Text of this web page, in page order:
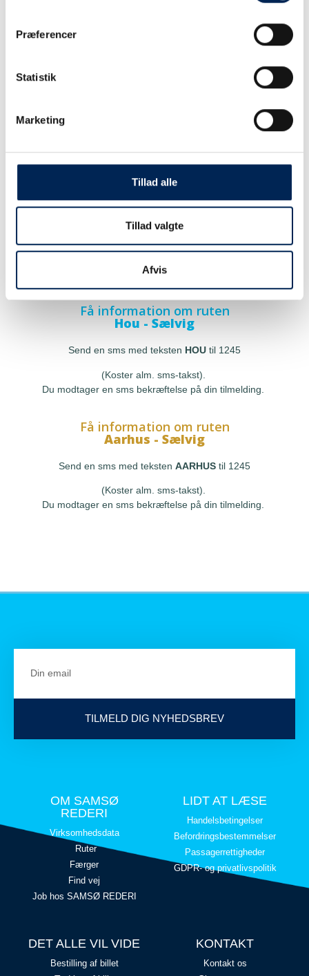
Præferencer
Statistik
Marketing
Tillad alle
Tillad valgte
Afvis
Få information om ruten
Hou - Sælvig
Send en sms med teksten HOU til 1245
(Koster alm. sms-takst).
Du modtager en sms bekræftelse på din tilmelding.
Få information om ruten
Aarhus - Sælvig
Send en sms med teksten AARHUS til 1245
(Koster alm. sms-takst).
Du modtager en sms bekræftelse på din tilmelding.
TILMELD DIG NYHEDSBREV
OM SAMSØ
REDERI
Virksomhedsdata
Ruter
Færger
Find vej
Job hos SAMSØ REDERI
LIDT AT LÆSE
Handelsbetingelser
Befordringsbestemmelser
Passagerrettigheder
GDPR- og privatlivspolitik
DET ALLE VIL VIDE
Bestilling af billet
KONTAKT
Kontakt os